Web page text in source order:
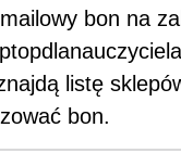
bon na
listę
bon.